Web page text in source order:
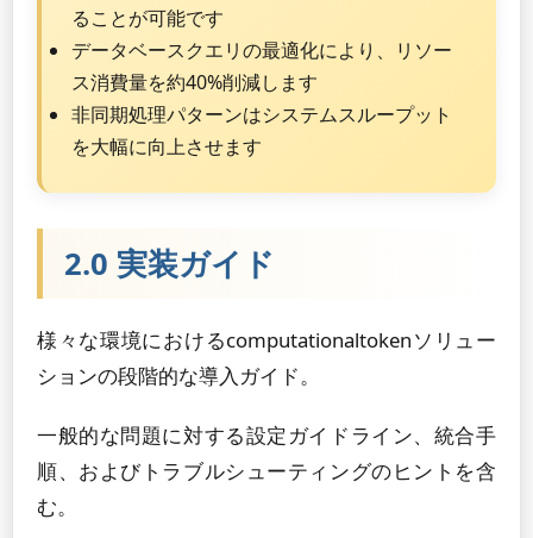
ることが可能です
データベースクエリの最適化により、リソー
ス消費量を約40%削減します
非同期処理パターンはシステムスループット
を大幅に向上させます
2.0 実装ガイド
様々な環境におけるcomputationaltokenソリュー
ションの段階的な導入ガイド。
一般的な問題に対する設定ガイドライン、統合手
順、およびトラブルシューティングのヒントを含
む。